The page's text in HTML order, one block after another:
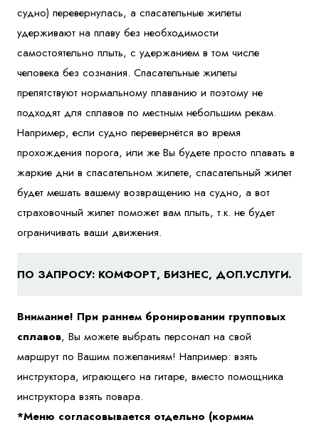
судно) перевернулась, а спасательные жилеты
удерживают на плаву без необходимости
самостоятельно плыть, с удержанием в том числе
человека без сознания. Спасательные жилеты
препятствуют нормальному плаванию и поэтому не
подходят для сплавов по местным небольшим рекам.
Например, если судно перевернётся во время
прохождения порога, или же Вы будете просто плавать в
жаркие дни в спасательном жилете, спасательный жилет
будет мешать вашему возвращению на судно, а вот
страховочный жилет поможет вам плыть, т.к. не будет
ограничивать ваши движения.
ПО ЗАПРОСУ: КОМФОРТ, БИЗНЕС, ДОП.УСЛУГИ.
Внимание! При раннем бронировании групповых
сплавов, Вы можете выбрать персонал на свой
маршрут по Вашим пожеланиям! Например: взять
инструктора, играющего на гитаре, вместо помощника
инструктора взять повара.
*Меню согласовывается отдельно (кормим